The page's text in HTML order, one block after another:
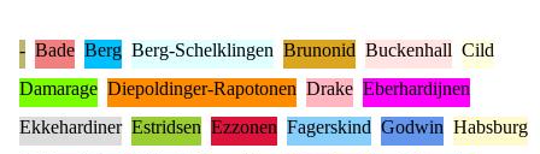
- Bade Berg Berg-Schelklingen Brunonid Buckenhall Cild
Damarage Diepoldinger-Rapotonen Drake Eberhardijnen
Ekkehardiner Estridsen Ezzonen Fagerskind Godwin Habsburg